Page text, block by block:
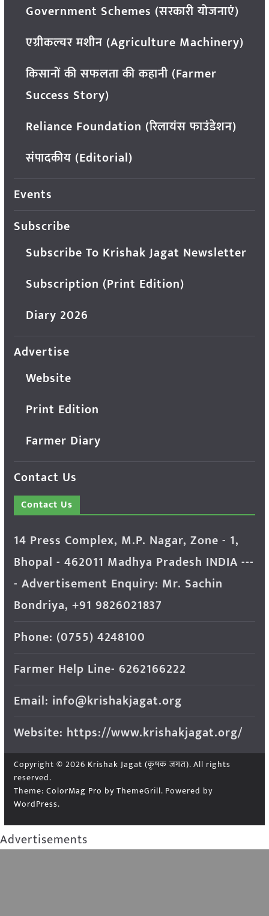
Government Schemes (सरकारी योजनाएं)
एग्रीकल्चर मशीन (Agriculture Machinery)
किसानों की सफलता की कहानी (Farmer
Success Story)
Reliance Foundation (रिलायंस फाउंडेशन)
संपादकीय (Editorial)
Events
Subscribe
Subscribe To Krishak Jagat Newsletter
Subscription (Print Edition)
Diary 2026
Advertise
Website
Print Edition
Farmer Diary
Contact Us
Contact Us
14 Press Complex, M.P. Nagar, Zone - 1,
Bhopal - 462011 Madhya Pradesh INDIA ---
- Advertisement Enquiry: Mr. Sachin
Bondriya, +91 9826021837
Phone: (0755) 4248100
Farmer Help Line- 6262166222
Email: info@krishakjagat.org
Website: https://www.krishakjagat.org/
Copyright © 2026 Krishak Jagat (कृषक जगत). All rights
reserved.
Theme: ColorMag Pro by ThemeGrill. Powered by
WordPress.
Advertisements